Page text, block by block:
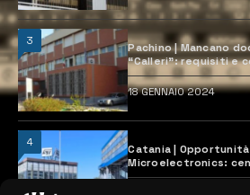
3
Pachino | Mancano
“Calleri”: requisiti e
18 GENNAIO 2024
4
Catania |
Microelectronics:
previste